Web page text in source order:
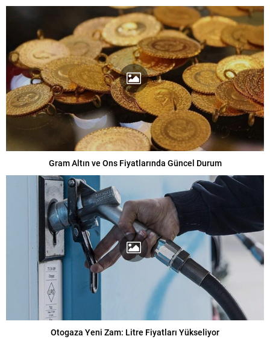
Gram Altın ve Ons Fiyatlarında Güncel Durum
Otogaza Yeni Zam: Litre Fiyatları Yükseliyor